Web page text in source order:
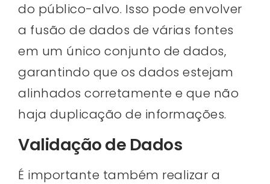
do público-alvo. Isso pode envolver
a fusão de dados de várias fontes
em um único conjunto de dados,
garantindo que os dados estejam
alinhados corretamente e que não
haja duplicação de informações.
Validação de Dados
É importante também realizar a